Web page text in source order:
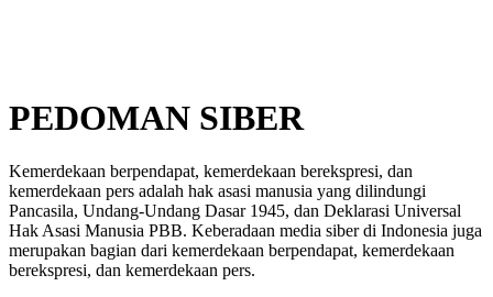
PEDOMAN SIBER
Kemerdekaan berpendapat, kemerdekaan berekspresi, dan
kemerdekaan pers adalah hak asasi manusia yang dilindungi
Pancasila, Undang-Undang Dasar 1945, dan Deklarasi Universal
Hak Asasi Manusia PBB. Keberadaan media siber di Indonesia juga
merupakan bagian dari kemerdekaan berpendapat, kemerdekaan
berekspresi, dan kemerdekaan pers.